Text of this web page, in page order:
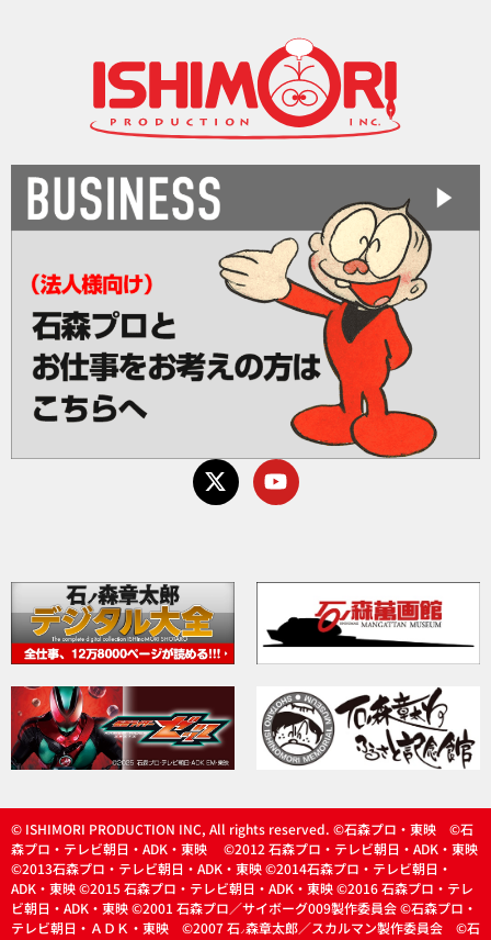
© ISHIMORI PRODUCTION INC, All rights reserved. ©石森プロ・東映 ©石
森プロ・テレビ朝日・ADK・東映 ©2012 石森プロ・テレビ朝日・ADK・東映
©2013石森プロ・テレビ朝日・ADK・東映 ©2014石森プロ・テレビ朝日・
ADK・東映 ©2015 石森プロ・テレビ朝日・ADK・東映 ©2016 石森プロ・テレ
ビ朝日・ADK・東映 ©2001 石森プロ／サイボーグ009製作委員会 ©石森プロ・
テレビ朝日・ＡＤＫ・東映 ©2007 石 ノ森章太郎／スカルマン製作委員会 ©石